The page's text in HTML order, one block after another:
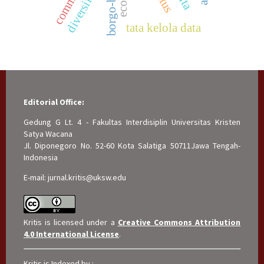
tata kelola data
Editorial Office:
Gedung G Lt. 4 - Fakultas Interdisiplin Universitas Kristen
Satya Wacana
Jl. Diponegoro No. 52-60 Kota Salatiga 50711Jawa Tengah-
Indonesia
E-mail: jurnal.kritis@uksw.edu
Kritis is licensed under a Creative Commons Attribution
4.0 International License.